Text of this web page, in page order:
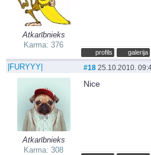
Atkarībnieks
Karma: 376
profils galerija
|FURYYY|
Atkarībnieks
Karma: 308
#18 25.10.2010.
Nice